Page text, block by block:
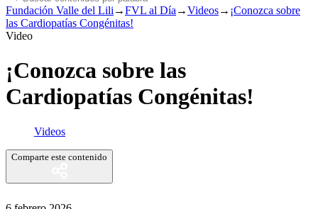
Fundación Valle del Lili →FVL al Día →Videos→ ¡Conozca sobre
las Cardiopatías Congénitas!
Video
¡Conozca sobre las
Cardiopatías Congénitas!
Videos
Comparte este contenido